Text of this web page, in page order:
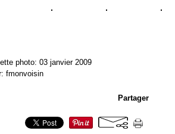
photo: 03 janvier 2009
fmonvoisin
Partager